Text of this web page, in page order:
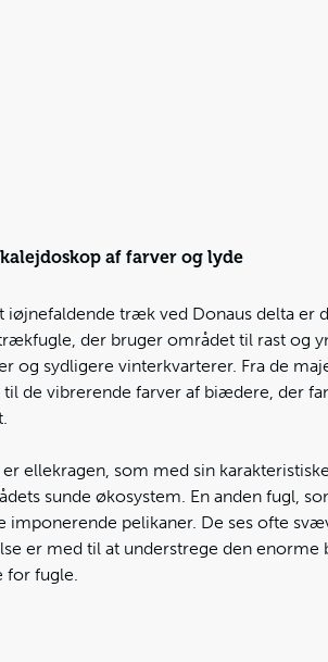
af farver og lyde
iøjnefaldende træk ved Donaus delta
der bruger området til rast og
og sydligere vinterkvarterer. Fra de
til de vibrerende farver af biædere, der
er ellekragen, som med sin
sunde økosystem. En anden fugl,
imponerende pelikaner. De ses ofte
er med til at understrege den
for fugle.